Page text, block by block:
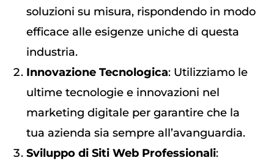
soluzioni su misura, rispondendo in modo
efficace alle esigenze uniche di questa
industria.
Innovazione Tecnologica: Utilizziamo le
ultime tecnologie e innovazioni nel
marketing digitale per garantire che la
tua azienda sia sempre all’avanguardia.
Sviluppo di Siti Web Professionali: